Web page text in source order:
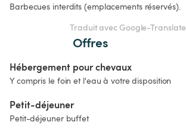
Barbecues interdits (emplacements réservés).
Traduit avec Google-Translate
Offres
Hébergement pour chevaux
Y compris le foin et l'eau à votre disposition
Petit-déjeuner
Petit-déjeuner buffet